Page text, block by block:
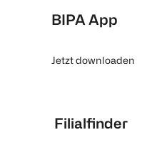
BIPA App
Jetzt downloaden
Filialfinder